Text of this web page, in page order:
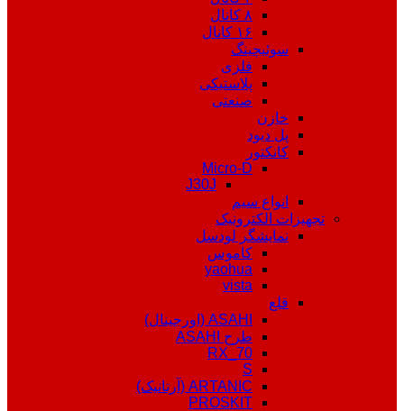
۸ کانال
۱۶ کانال
سوئیچینگ
فلزی
پلاستیکی
صنعتی
خازن
پل دیود
کانکتور
Micro-D
J30J
انواع سیم
تجهیزات الکترونیک
نمایشگر لودسل
کاموس
yaohua
vista
قلع
ASAHI (اورجینال)
طرح ASAHI
RX_70
S
ARTANIC (آرتانیک)
PROSKIT